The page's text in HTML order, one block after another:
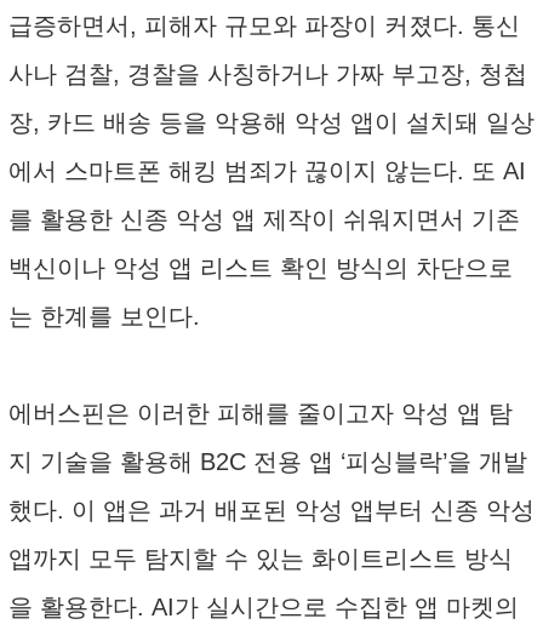
급증하면서, 피해자 규모와 파장이 커졌다. 통신
사나 검찰, 경찰을 사칭하거나 가짜 부고장, 청첩
장, 카드 배송 등을 악용해 악성 앱이 설치돼 일상
에서 스마트폰 해킹 범죄가 끊이지 않는다. 또 AI
를 활용한 신종 악성 앱 제작이 쉬워지면서 기존
백신이나 악성 앱 리스트 확인 방식의 차단으로
는 한계를 보인다.
에버스핀은 이러한 피해를 줄이고자 악성 앱 탐
지 기술을 활용해 B2C 전용 앱 ‘피싱블락’을 개발
했다. 이 앱은 과거 배포된 악성 앱부터 신종 악성
앱까지 모두 탐지할 수 있는 화이트리스트 방식
을 활용한다. AI가 실시간으로 수집한 앱 마켓의